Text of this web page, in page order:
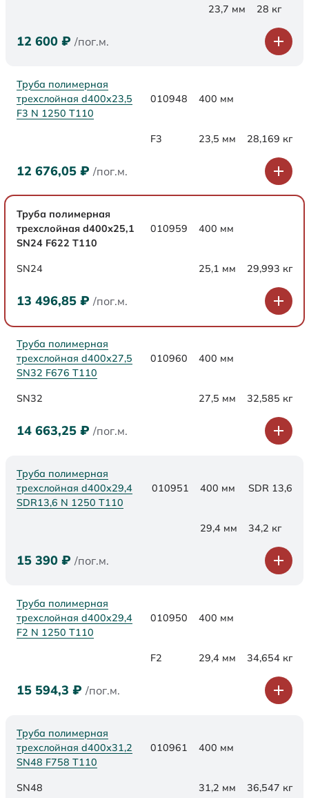
23,7 мм 28 кг
12 600 ₽ /пог.м.
Труба полимерная
трехслойная d400x23,5
F3 N 1250 Т110
010948 400 мм
F3 23,5 мм 28,169 кг
12 676,05 ₽ /пог.м.
Труба полимерная
трехслойная d400х25,1
SN24 F622 Т110
010959 400 мм
SN24 25,1 мм 29,993 кг
13 496,85 ₽ /пог.м.
Труба полимерная
трехслойная d400х27,5
SN32 F676 Т110
010960 400 мм
SN32 27,5 мм 32,585 кг
14 663,25 ₽ /пог.м.
Труба полимерная
трехслойная d400x29,4
SDR13,6 N 1250 Т110
010951 400 мм SDR 13,6
29,4 мм 34,2 кг
15 390 ₽ /пог.м.
Труба полимерная
трехслойная d400x29,4
F2 N 1250 Т110
010950 400 мм
F2 29,4 мм 34,654 кг
15 594,3 ₽ /пог.м.
Труба полимерная
трехслойная d400х31,2
SN48 F758 Т110
010961 400 мм
SN48 31,2 мм 36,547 кг